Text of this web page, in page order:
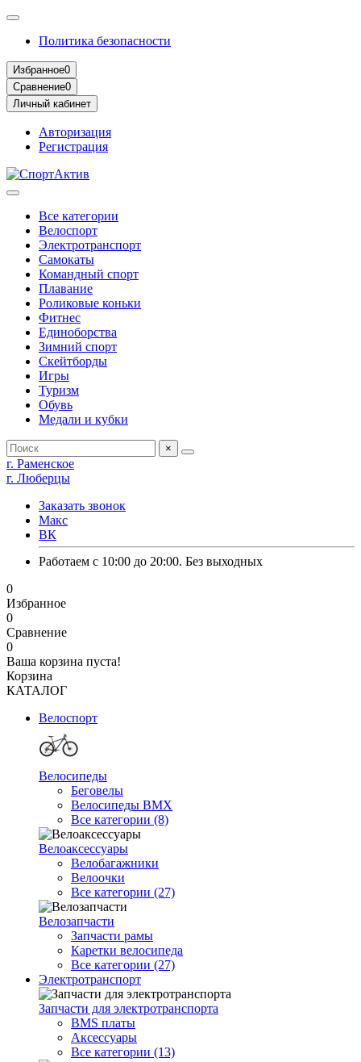
Политика безопасности
Избранное0
Сравнение0
Личный кабинет
Авторизация
Регистрация
Все категории
Велоспорт
Электротранспорт
Самокаты
Командный спорт
Плавание
Роликовые коньки
Фитнес
Единоборства
Зимний спорт
Скейтборды
Игры
Туризм
Обувь
Медали и кубки
×
г. Раменское
г. Люберцы
Заказать звонок
Макс
ВК
Работаем с 10:00 до 20:00. Без выходных
0
Избранное
0
Сравнение
0
Ваша корзина пуста!
Корзина
КАТАЛОГ
Велоспорт
Велосипеды
Беговелы
Велосипеды BMX
Все категории (8)
Велоаксессуары
Велобагажники
Велоочки
Все категории (27)
Велозапчасти
Запчасти рамы
Каретки велосипеда
Все категории (27)
Электротранспорт
Запчасти для электротранспорта
BMS платы
Аксессуары
Все категории (13)